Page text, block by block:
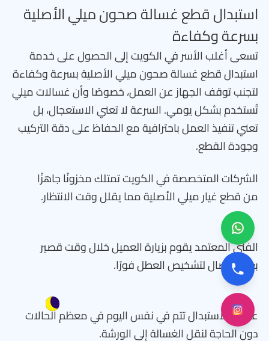
استبدال قطع غسالة صحون ميلي الأصلية
بسرعة وكفاءة
تسعى أغلب الأسر في الكويت إلى الحصول على خدمة
استبدال قطع غسالة صحون ميلي الأصلية بسرعة وكفاءة
لتجنب توقف الجهاز عن العمل، خصوصًا وأن غسالات ميلي
تُستخدم بشكل يومي. السرعة لا تعني الاستعجال، بل
تعني تنفيذ العمل باحترافية مع الحفاظ على دقة التركيب
وجودة القطع.
الشركات المتخصصة في الكويت تمتلك مخزونًا جاهزًا
من قطع غيار ميلي الأصلية مما يقلل وقت الانتظار.
الفني المعتمد يقوم بزيارة العميل خلال وقت قصير
بعد الاتصال لتشخيص العطل فورًا.
عملية الاستبدال تتم في نفس اليوم في معظم الحالات
دون الحاجة لنقل الغسالة إلى الورشة.